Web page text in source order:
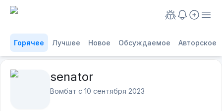
Горячее Лучшее Новое Обсуждаемое Авторское
senator
Вомбат с 10 сентября 2023